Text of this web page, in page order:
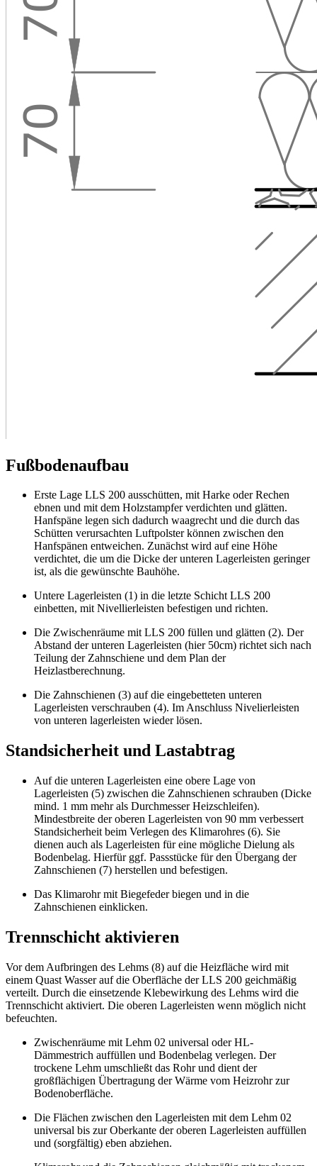
Fußbodenaufbau
Erste Lage LLS 200 ausschütten, mit Harke oder Rechen
ebnen und mit dem Holzstampfer verdichten und glätten.
Hanfspäne legen sich dadurch waagrecht und die durch das
Schütten verursachten Luftpolster können zwischen den
Hanfspänen entweichen. Zunächst wird auf eine Höhe
verdichtet, die um die Dicke der unteren Lagerleisten geringer
ist, als die gewünschte Bauhöhe.
Untere Lagerleisten (1) in die letzte Schicht LLS 200
einbetten, mit Nivellierleisten befestigen und richten.
Die Zwischenräume mit LLS 200 füllen und glätten (2). Der
Abstand der unteren Lagerleisten (hier 50cm) richtet sich nach
Teilung der Zahnschiene und dem Plan der
Heizlastberechnung.
Die Zahnschienen (3) auf die eingebetteten unteren
Lagerleisten verschrauben (4). Im Anschluss Nivelierleisten
von unteren lagerleisten wieder lösen.
Standsicherheit und Lastabtrag
Auf die unteren Lagerleisten eine obere Lage von
Lagerleisten (5) zwischen die Zahnschienen schrauben (Dicke
mind. 1 mm mehr als Durchmesser Heizschleifen).
Mindestbreite der oberen Lagerleisten von 90 mm verbessert
Standsicherheit beim Verlegen des Klimarohres (6). Sie
dienen auch als Lagerleisten für eine mögliche Dielung als
Bodenbelag. Hierfür ggf. Passstücke für den Übergang der
Zahnschienen (7) herstellen und befestigen.
Das Klimarohr mit Biegefeder biegen und in die
Zahnschienen einklicken.
Trennschicht aktivieren
Vor dem Aufbringen des Lehms (8) auf die Heizfläche wird mit
einem Quast Wasser auf die Oberfläche der LLS 200 geichmäßig
verteilt. Durch die einsetzende Klebewirkung des Lehms wird die
Trennschicht aktiviert. Die oberen Lagerleisten wenn möglich nicht
befeuchten.
Zwischenräume mit Lehm 02 universal oder HL-
Dämmestrich auffüllen und Bodenbelag verlegen. Der
trockene Lehm umschließt das Rohr und dient der
großflächigen Übertragung der Wärme vom Heizrohr zur
Bodenoberfläche.
Die Flächen zwischen den Lagerleisten mit dem Lehm 02
universal bis zur Oberkante der oberen Lagerleisten auffüllen
und (sorgfältig) eben abziehen.